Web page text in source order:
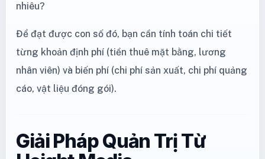
nhiêu?
Để đạt được con số đó, bạn cần tính toán chi tiết
từng khoản định phí (tiền thuê mặt bằng, lương
nhân viên) và biến phí (chi phí sản xuất, chi phí quảng
cáo, vật liệu đóng gói).
Giải Pháp Quản Trị Từ